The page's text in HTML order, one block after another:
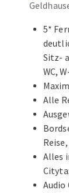
5*
Sitz-
WC,
Alle
Alles
Audio